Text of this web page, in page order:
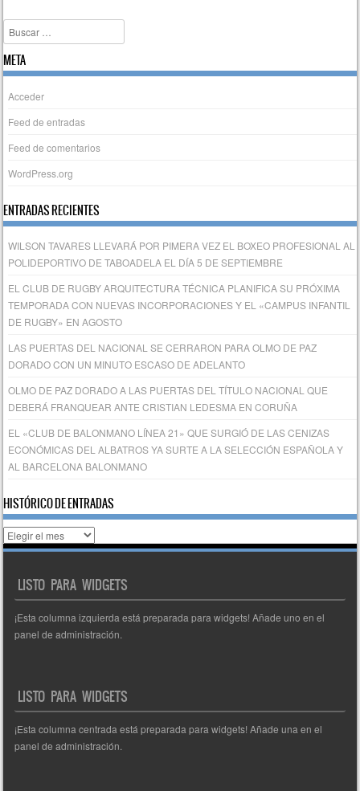
Buscar
META
Acceder
Feed de entradas
Feed de comentarios
WordPress.org
ENTRADAS RECIENTES
WILSON TAVARES LLEVARÁ POR PIMERA VEZ EL BOXEO PROFESIONAL AL
POLIDEPORTIVO DE TABOADELA EL DÍA 5 DE SEPTIEMBRE
EL CLUB DE RUGBY ARQUITECTURA TÉCNICA PLANIFICA SU PRÓXIMA
TEMPORADA CON NUEVAS INCORPORACIONES Y EL «CAMPUS INFANTIL
DE RUGBY» EN AGOSTO
LAS PUERTAS DEL NACIONAL SE CERRARON PARA OLMO DE PAZ
DORADO CON UN MINUTO ESCASO DE ADELANTO
OLMO DE PAZ DORADO A LAS PUERTAS DEL TÍTULO NACIONAL QUE
DEBERÁ FRANQUEAR ANTE CRISTIAN LEDESMA EN CORUÑA
EL «CLUB DE BALONMANO LÍNEA 21» QUE SURGIÓ DE LAS CENIZAS
ECONÓMICAS DEL ALBATROS YA SURTE A LA SELECCIÓN ESPAÑOLA Y
AL BARCELONA BALONMANO
HISTÓRICO DE ENTRADAS
Histórico
de
LISTO PARA WIDGETS
¡Esta columna izquierda está preparada para widgets! Añade uno en el
panel de administración.
LISTO PARA WIDGETS
¡Esta columna centrada está preparada para widgets! Añade una en el
panel de administración.